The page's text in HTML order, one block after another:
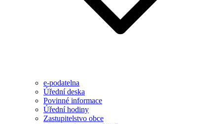
e-podatelna
Úřední deska
Povinné informace
Úřední hodiny
Zastupitelstvo obce